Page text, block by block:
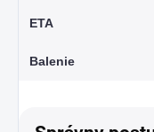
ETA
Balenie